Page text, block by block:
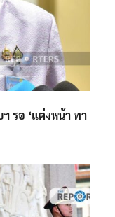
รอ ‘แต่งหน้า ทา